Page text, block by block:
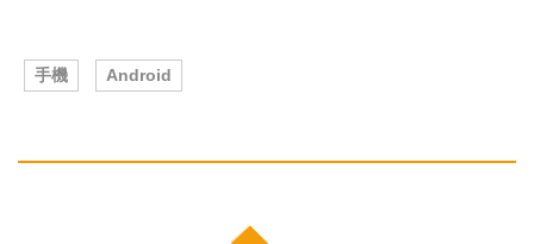
手機 Android